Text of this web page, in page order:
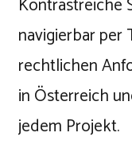
Kontrastreiche
navigierbar per
rechtlichen
in Österreich
jedem Projekt.